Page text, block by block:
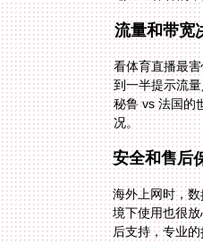
流量和带宽
看体育直播最
况。
安全和售后
海外上网时，
境下使用也很
后支持，专业